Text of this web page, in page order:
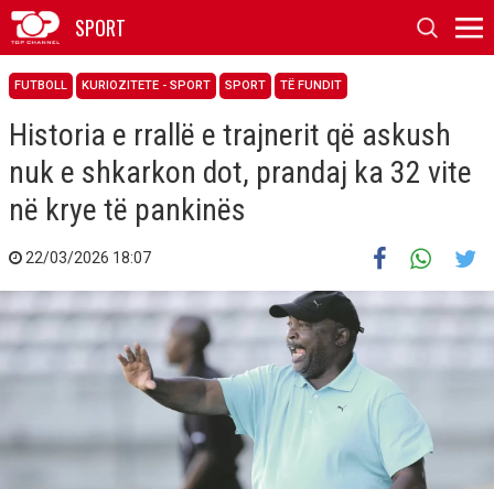
SPORT
FUTBOLL KURIOZITETE - SPORT SPORT TË FUNDIT
Historia e rrallë e trajnerit që askush
nuk e shkarkon dot, prandaj ka 32 vite
në krye të pankinës
22/03/2026 18:07